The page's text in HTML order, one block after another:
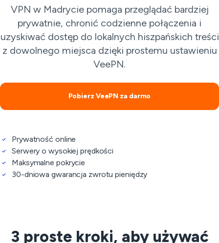
VPN w Madrycie pomaga przeglądać bardziej
prywatnie, chronić codzienne połączenia i
uzyskiwać dostęp do lokalnych hiszpańskich treści
z dowolnego miejsca dzięki prostemu ustawieniu
VeePN.
Pobierz VeePN za darmo
Prywatność online
Serwery o wysokiej prędkości
Maksymalne pokrycie
30-dniowa gwarancja zwrotu pieniędzy
3 proste kroki, aby używać